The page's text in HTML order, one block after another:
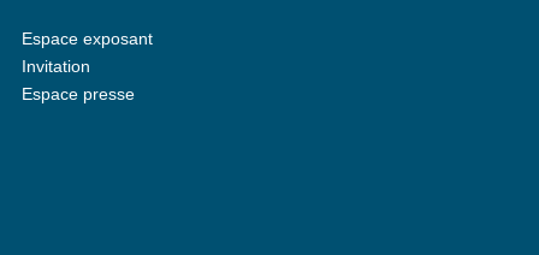
Espace exposant
Invitation
Espace presse